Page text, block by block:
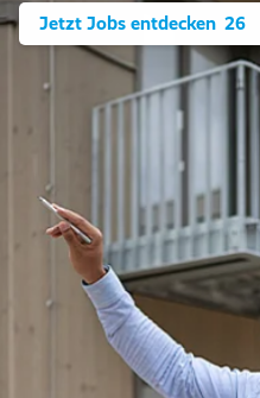
Jetzt Jobs entdecken 26